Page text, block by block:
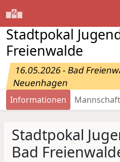
Stadtpokal
Freienwalde
16.05.2026 - Bad
Neuenhagen
Informationen
Stadtpokal
Bad